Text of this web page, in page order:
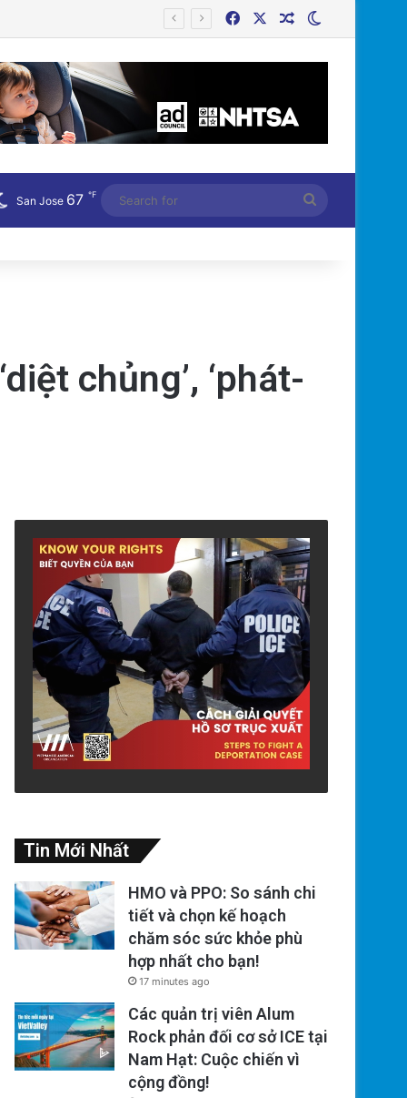
FacebookRandom Article
San Jose 67 ℉
for
chủng’, ‘phát-
Tin Mới Nhất
HMO và PPO: So sánh chi
tiết và chọn kế hoạch
chăm sóc sức khỏe phù
hợp nhất cho bạn!
17 minutes ago
Các quản trị viên Alum
Rock phản đối cơ sở ICE tại
Nam Hạt: Cuộc chiến vì
cộng đồng!